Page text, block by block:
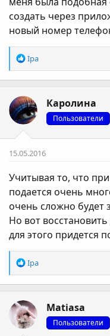
создать через
новый номер
Р
е
а
ц
і
ї
Ipa
Каролина
Пользователи
15.05.2016
Учитывая то, что
подается очень
очень сложно будет
Но вот
для этого придется
Р
е
а
ц
і
ї
Ipa
Matiasa
Пользователи